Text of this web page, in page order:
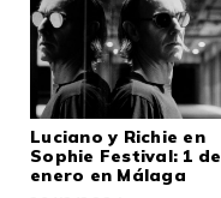
Luciano y Richie en
Sophie Festival: 1 de
enero en Málaga